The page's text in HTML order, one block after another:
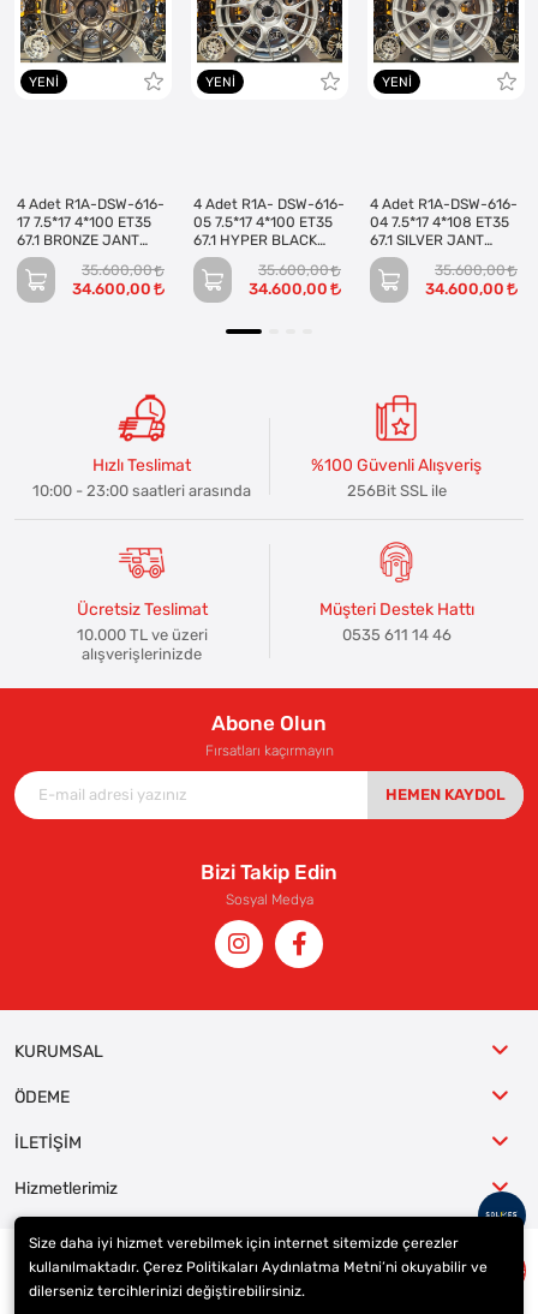
YENI
4 Adet R1A-DSW-616-
17 7.5*17 4*100 ET35
67.1 BRONZE JANT
(Takım)
35.600,00
34.600,00
YENI
4 Adet R1A- DSW-616-
05 7.5*17 4*100 ET35
67.1 HYPER BLACK
JANT (Takım)
35.600,00
34.600,00
YENI
4 Adet R1A-DSW-616-
04 7.5*17 4*108 ET35
67.1 SILVER JANT
(Takım)
35.600,00
34.600,00
Hızlı Teslimat
10:00 - 23:00 saatleri arasında
%100 Güvenli Alışveriş
256Bit SSL ile
Ücretsiz Teslimat
10.000 TL ve üzeri
alışverişlerinizde
Müşteri Destek Hattı
0535 611 14 46
Abone Olun
Fırsatları kaçırmayın
HEMEN KAYDOL
Bizi Takip Edin
Sosyal Medya
KURUMSAL
ÖDEME
İLETİŞİM
Hizmetlerimiz
© 2023ER-LAS Oto Jant ve Lastik - Yunus ULAŞ
Size daha iyi hizmet verebilmek için internet sitemizde çerezler
kullanılmaktadır. Çerez Politikaları Aydınlatma Metni’ni okuyabilir ve
dilerseniz tercihlerinizi değiştirebilirsiniz.